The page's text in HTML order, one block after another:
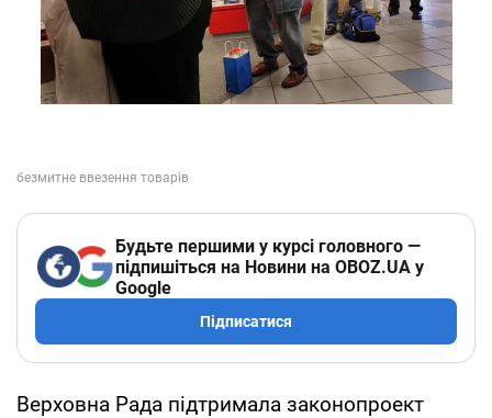
Будьте першими у курсі головного —
підпишіться на Новини на OBOZ.UA у
Google
Підписатися
Верховна Рада підтримала законопроект